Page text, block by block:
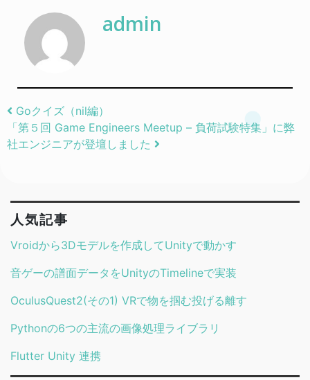
admin
Post navigation
Goクイズ（nil編）
「第５回 Game Engineers Meetup – 負荷試験特集」に弊
社エンジニアが登壇しました
人気記事
Vroidから3Dモデルを作成してUnityで動かす
音ゲーの譜面データをUnityのTimelineで実装
OculusQuest2(その1) VRで物を掴む投げる離す
Pythonの6つの主流の画像処理ライブラリ
Flutter Unity 連携